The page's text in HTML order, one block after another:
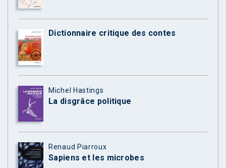
Dictionnaire critique des contes
Michel Hastings
La disgrâce politique
Renaud Piarroux
Sapiens et les microbes